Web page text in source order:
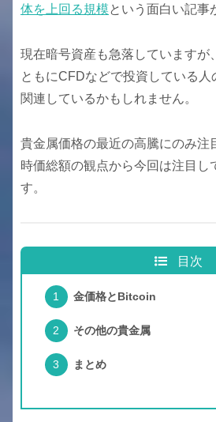
体を上回る規模という面白い記事
現在暗号資産も急落していますが
ともにCFDなどで投資している
関連しているかもしれません。
貴金属価格の最近の高騰にのみ注
時価総額の観点から今回は注目し
す。
目次
金価格とBitcoin
その他の貴金属
まとめ